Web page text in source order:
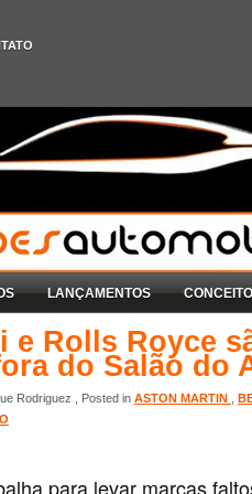
LANÇAMENTOS
e Rolls Royce
do Salão do
Rodriguez , Posted in ASTON MARTIN
para levar marcas